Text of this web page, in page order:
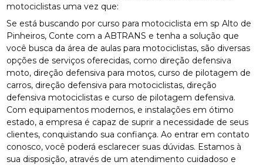
motociclistas uma vez que:
Se está buscando por curso para motociclista em sp Alto de
Pinheiros, Conte com a ABTRANS e tenha a solução que
você busca da área de aulas para motociclistas, são diversas
opções de serviços oferecidas, como direção defensiva
moto, direção defensiva para motos, curso de pilotagem de
carros, direção defensiva para motociclistas, direção
defensiva motociclistas e curso de pilotagem defensiva.
Com equipamentos modernos, e instalações em ótimo
estado, a empresa é capaz de suprir a necessidade de seus
clientes, conquistando sua confiança. Ao entrar em contato
conosco, você poderá esclarecer suas dúvidas. Estamos à
sua disposição, através de um atendimento cuidadoso e